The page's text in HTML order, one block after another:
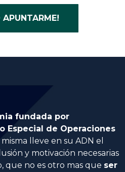
APUNTARME!
fundada por
Especial de Operaciones
lleve en su ADN el
y motivación necesarias
que no es otro mas que ser